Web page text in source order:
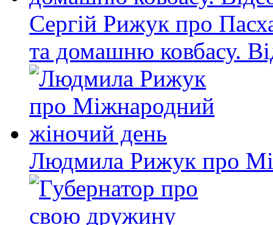
Сергій Рижук про
та домашню ковбасу.
Людмила Рижук про